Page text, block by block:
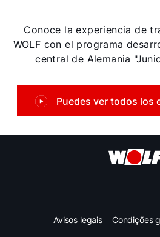
Conoce la experiencia de
WOLF con el programa
central de Alemania
Puedes ver todos los
Avisos legais Condições